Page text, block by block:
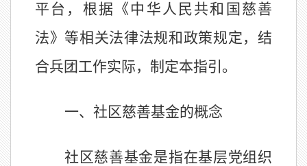
平台，根据 《中华人民共和国慈善
法》 等相关法律法规和政策规定，结
合兵团工作实际，制定本指引。
一、社区慈善基金的概念
社区慈善基金是指在基层党组织